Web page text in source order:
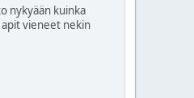
nykyään kuinka
apit vieneet nekin